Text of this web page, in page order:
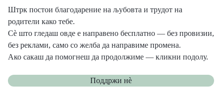
Штрк постои благодарение на љубовта и трудот на
родители како тебе.
Сè што гледаш овде е направено бесплатно — без провизии,
без реклами, само со желба да направиме промена.
Ако сакаш да помогнеш да продолжиме — кликни подолу.
Поддржи нѐ